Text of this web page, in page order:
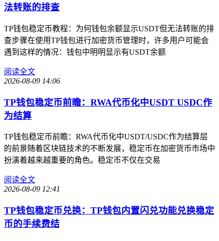
法转账的排查
TP钱包稳定币教程：为何钱包余额显示USDT但无法转账的排
查步骤在使用TP钱包进行加密货币管理时，许多用户可能会
遇到这样的情况：钱包中明明显示有USDT余额
阅读全文
2026-08-09 14:06
TP钱包稳定币前瞻：RWA代币化中USDT USDC作
为结算
TP钱包稳定币前瞻：RWA代币化中USDT/USDC作为结算层
的前景随着区块链技术的不断发展，稳定币在加密货币市场中
扮演着越来越重要的角色。稳定币不仅在交易
阅读全文
2026-08-09 12:41
TP钱包稳定币兑换：TP钱包内置闪兑功能兑换稳定
币的手续费结